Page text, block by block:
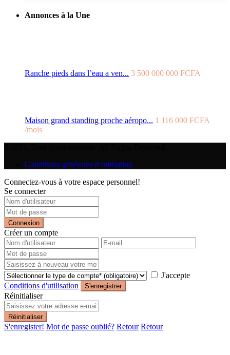
Annonces à la Une
Ranche pieds dans l’eau a ven... 3 500 000 000 FCFA
Maison grand standing proche aéropo... 1 116 000 FCFA
/mois
Conditions générales d’utilisation
Connectez-vous à votre espace personnel!
Se connecter
Connexion
Créer un compte
J'accepte
Conditions d'utilisation
S'enregistrer
Réinitialiser
Réinitialiser
S'enregister! Mot de passe oublié? Retour Retour